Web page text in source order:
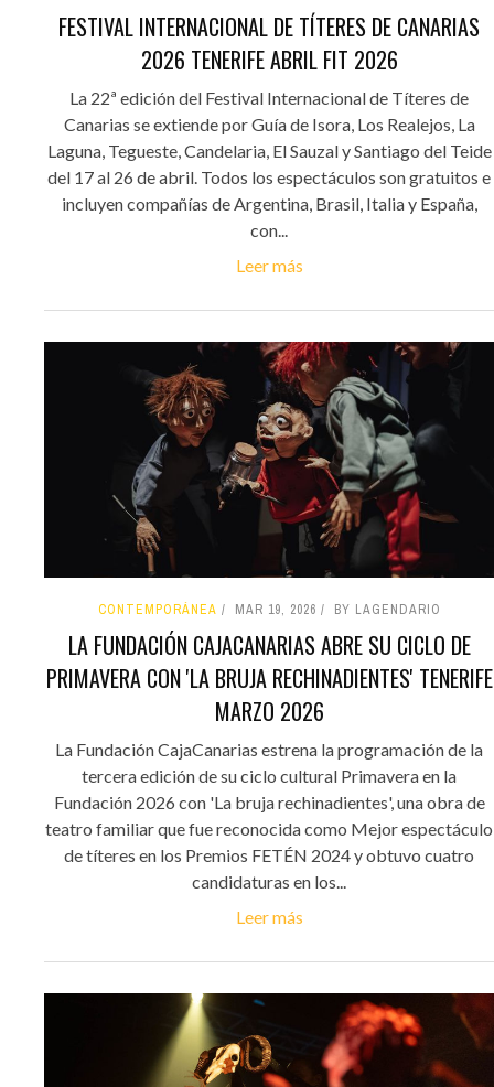
FESTIVAL INTERNACIONAL DE TÍTERES DE CANARIAS
2026 TENERIFE ABRIL FIT 2026
La 22ª edición del Festival Internacional de Títeres de
Canarias se extiende por Guía de Isora, Los Realejos, La
Laguna, Tegueste, Candelaria, El Sauzal y Santiago del Teide
del 17 al 26 de abril. Todos los espectáculos son gratuitos e
incluyen compañías de Argentina, Brasil, Italia y España,
con...
Leer más
CONTEMPORÁNEA MAR 19, 2026 BY LAGENDARIO
LA FUNDACIÓN CAJACANARIAS ABRE SU CICLO DE
PRIMAVERA CON 'LA BRUJA RECHINADIENTES' TENERIFE
MARZO 2026
La Fundación CajaCanarias estrena la programación de la
tercera edición de su ciclo cultural Primavera en la
Fundación 2026 con 'La bruja rechinadientes', una obra de
teatro familiar que fue reconocida como Mejor espectáculo
de títeres en los Premios FETÉN 2024 y obtuvo cuatro
candidaturas en los...
Leer más